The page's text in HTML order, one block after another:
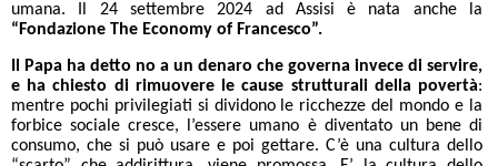
umana. Il 24 settembre 2024 ad Assisi è nata anche la
“Fondazione The Economy of Francesco”.
Il Papa ha detto no a un denaro che governa invece di servire,
e ha chiesto di rimuovere le cause strutturali della povertà:
mentre pochi privilegiati si dividono le ricchezze del mondo e la
forbice sociale cresce, l’essere umano è diventato un bene di
consumo, che si può usare e poi gettare. C’è una cultura dello